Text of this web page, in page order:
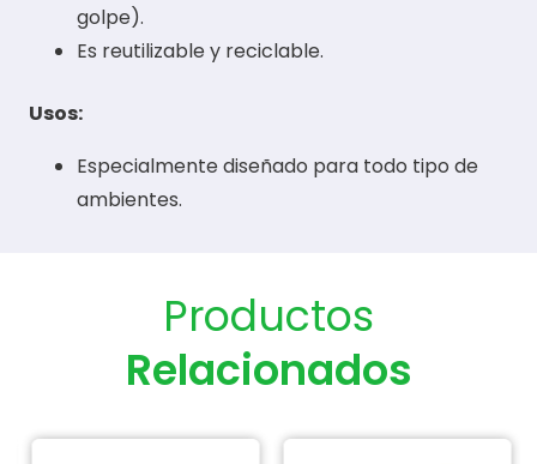
golpe).
Es reutilizable y reciclable.
Usos:
Especialmente diseñado para todo tipo de
ambientes.
Productos
Relacionados